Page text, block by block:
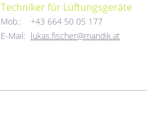
Techniker für Lüftungsgeräte
Mob.:
+43 664 50 05 177
E-Mail: lukas.fischer@mandik.at